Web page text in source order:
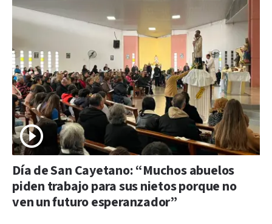
Día de San Cayetano: “Muchos abuelos
piden trabajo para sus nietos porque no
ven un futuro esperanzador”